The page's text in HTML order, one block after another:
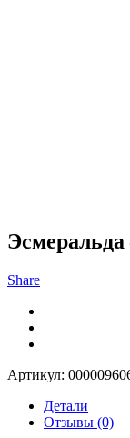
Share
Артикул:
Детали
Отзывы (0)